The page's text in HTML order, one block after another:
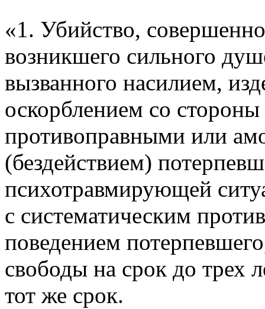
«1. Убийство,
возникшего сильного
вызванного насилием,
оскорблением со
противоправными или
(бездействием)
психотравмирующей
с систематическим
поведением
свободы на срок до трех
тот же срок.